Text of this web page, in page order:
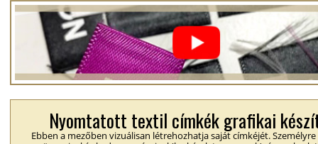
Nyomtatott textil címkék grafikai
Ebben a mezőben vizuálisan létrehozhatja saját címkéjét.